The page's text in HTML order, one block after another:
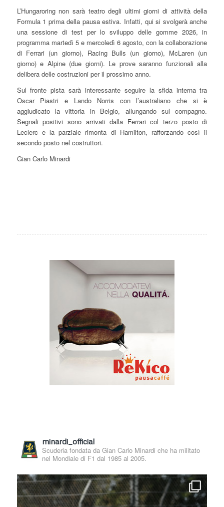
L’Hungaroring non sarà teatro degli ultimi giorni di attività della
Formula 1 prima della pausa estiva. Infatti, qui si svolgerà anche
una sessione di test per lo sviluppo delle gomme 2026, in
programma martedì 5 e mercoledì 6 agosto, con la collaborazione
di Ferrari (un giorno), Racing Bulls (un giorno), McLaren (un
giorno) e Alpine (due giorni). Le prove saranno funzionali alla
delibera delle costruzioni per il prossimo anno.
Sul fronte pista sarà interessante seguire la sfida interna tra
Oscar Piastri e Lando Norris con l’australiano che si è
aggiudicato la vittoria in Belgio, allungando sul compagno.
Segnali positivi sono arrivati dalla Ferrari col terzo posto di
Leclerc e la parziale rimonta di Hamilton, rafforzando così il
secondo posto nel costruttori.
Gian Carlo Minardi
minardi_official
Scuderia fondata da Gian Carlo Minardi che ha militato
nel Mondiale di F1 dal 1985 al 2005.